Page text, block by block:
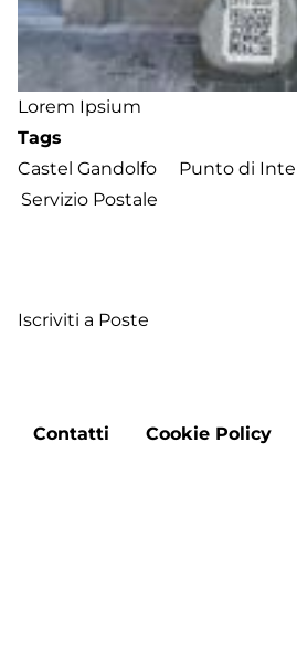
Lorem Ipsium
Tags
Castel Gandolfo
Punto di
Servizio Postale
Iscriviti a Poste
Footer
Contatti Cookie Policy